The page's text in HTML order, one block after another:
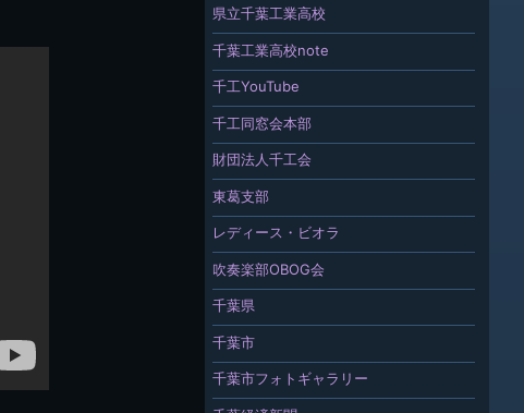
県立千葉工業高校
千葉工業高校note
千工YouTube
千工同窓会本部
財団法人千工会
東葛支部
レディース・ビオラ
吹奏楽部OBOG会
千葉県
千葉市
千葉市フォトギャラリー